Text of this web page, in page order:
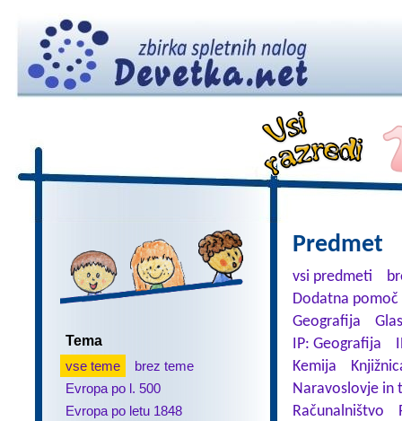
Tema
vse teme
brez teme
Evropa po l. 500
Evropa po letu 1848
Predmet
vsi predmeti
Dodatna
Geografija
IP: Geografija
Kemija
Naravoslovje in
Računalništvo